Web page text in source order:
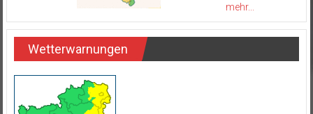
mehr...
Wetterwarnungen